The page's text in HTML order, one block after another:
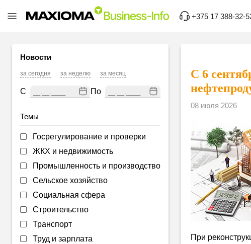
+375 17 388-32-
Новости
за сегодня за неделю за месяц
С По
Темы
Госрегулирование и проверки
ЖКХ и недвижимость
Промышленность и производство
Сельское хозяйство
Социальная сфера
Строительство
Транспорт
Труд и зарплата
С 6
08 июля 2026
При